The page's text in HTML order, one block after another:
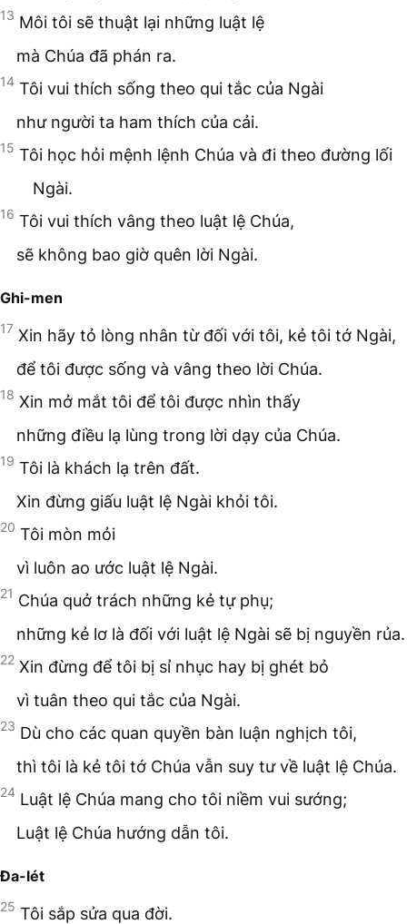
13 Môi tôi sẽ thuật lại những luật lệ
mà Chúa đã phán ra.
14 Tôi vui thích sống theo qui tắc của Ngài
như người ta ham thích của cải.
15 Tôi học hỏi mệnh lệnh Chúa và đi theo đường lối
Ngài.
16 Tôi vui thích vâng theo luật lệ Chúa,
sẽ không bao giờ quên lời Ngài.
Ghi-men
17 Xin hãy tỏ lòng nhân từ đối với tôi, kẻ tôi tớ Ngài,
để tôi được sống và vâng theo lời Chúa.
18 Xin mở mắt tôi để tôi được nhìn thấy
những điều lạ lùng trong lời dạy của Chúa.
19 Tôi là khách lạ trên đất.
Xin đừng giấu luật lệ Ngài khỏi tôi.
20 Tôi mòn mỏi
vì luôn ao ước luật lệ Ngài.
21 Chúa quở trách những kẻ tự phụ;
những kẻ lơ là đối với luật lệ Ngài sẽ bị nguyền rủa.
22 Xin đừng để tôi bị sỉ nhục hay bị ghét bỏ
vì tuân theo qui tắc của Ngài.
23 Dù cho các quan quyền bàn luận nghịch tôi,
thì tôi là kẻ tôi tớ Chúa vẫn suy tư về luật lệ Chúa.
24 Luật lệ Chúa mang cho tôi niềm vui sướng;
Luật lệ Chúa hướng dẫn tôi.
Đa-lét
25 Tôi sắp sửa qua đời.